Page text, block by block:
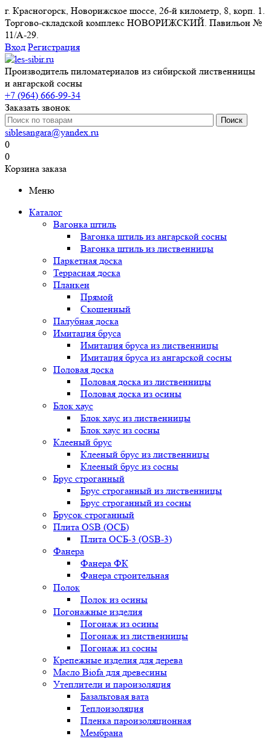
г. Красногорск, Новорижское шоссе, 26-й километр, 8, корп. 1.
Торгово-складской комплекс НОВОРИЖСКИЙ. Павильон №
11/A-29.
Вход Регистрация
Производитель пиломатериалов из сибирской лиственницы
и ангарской сосны
+7 (964) 666-99-34
Заказать звонок
siblesangara@yandex.ru
0
0
Корзина заказа
Меню
Каталог
Вагонка штиль
Вагонка штиль из ангарской сосны
Вагонка штиль из лиственницы
Паркетная доска
Террасная доска
Планкен
Прямой
Скошенный
Палубная доска
Имитация бруса
Имитация бруса из лиственницы
Имитация бруса из ангарской сосны
Половая доска
Половая доска из лиственницы
Половая доска из осины
Блок хаус
Блок хаус из лиственницы
Блок хаус из сосны
Клееный брус
Клееный брус из лиственницы
Клееный брус из сосны
Брус строганный
Брус строганный из лиственницы
Брус строганный из сосны
Брусок строганный
Плита OSB (ОСБ)
Плита ОСБ-3 (OSB-3)
Фанера
Фанера ФК
Фанера строительная
Полок
Полок из осины
Погонажные изделия
Погонаж из осины
Погонаж из лиственницы
Погонаж из сосны
Крепежные изделия для дерева
Масло Biofa для древесины
Утеплители и пароизоляция
Базальтовая вата
Теплоизоляция
Пленка пароизоляционная
Мембрана